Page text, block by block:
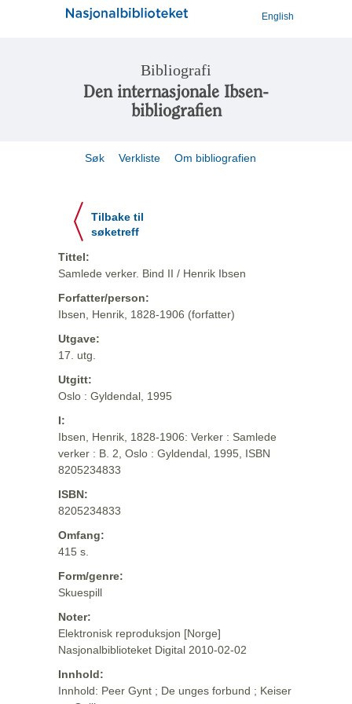
English
Bibliografi
Den internasjonale Ibsen-
bibliografien
Søk Verkliste Om bibliografien
Tilbake til
søketreff
Tittel:
Samlede verker. Bind II / Henrik Ibsen
Forfatter/person:
Ibsen, Henrik, 1828-1906 (forfatter)
Utgave:
17. utg.
Utgitt:
Oslo : Gyldendal, 1995
I:
Ibsen, Henrik, 1828-1906: Verker : Samlede
verker : B. 2, Oslo : Gyldendal, 1995, ISBN
8205234833
ISBN:
8205234833
Omfang:
415 s.
Form/genre:
Skuespill
Noter:
Elektronisk reproduksjon [Norge]
Nasjonalbiblioteket Digital 2010-02-02
Innhold:
Innhold: Peer Gynt ; De unges forbund ; Keiser